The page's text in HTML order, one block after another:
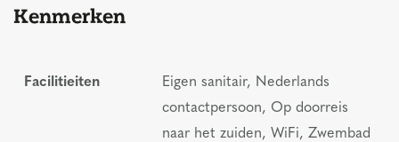
Kenmerken
Facilitieiten
Eigen sanitair, Nederlands
contactpersoon, Op doorreis
naar het zuiden, WiFi, Zwembad